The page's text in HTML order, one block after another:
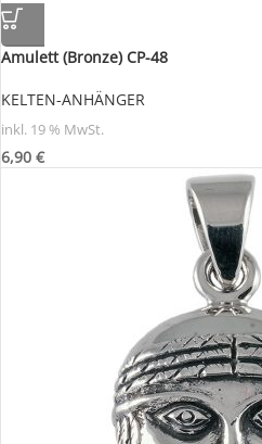
Amulett (Bronze) CP-48
KELTEN-ANHÄNGER
inkl. 19 % MwSt.
6,90 €